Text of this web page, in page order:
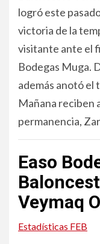
logró este
victoria de la
visitante ante el
Bodegas Muga.
además anotó el
Mañana reciben
permanencia,
Easo
Veymaq
Estadísticas FEB